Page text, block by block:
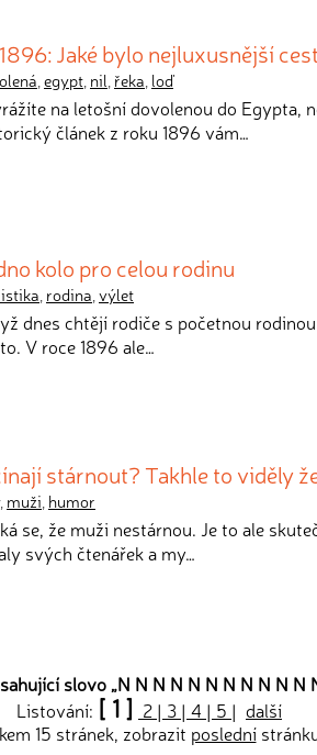
Jaké bylo nejluxusnější
,egypt, nil, řeka, loď
na letošní dovolenou do Egypta,
článek z roku 1896 vám…
kolo pro celou rodinu
, rodina,výlet
dnes chtějí rodiče s početnou
V roce 1896 ale…
stárnout? Takhle to viděly
, muži, humor
se, že muži nestárnou. Je to ale
svých čtenářek a my…
slovo „N N N N N N N N N N N
Listování: [ 1 ] 2 | 3 | 4 | 5 | další
15 stránek, zobrazit poslední